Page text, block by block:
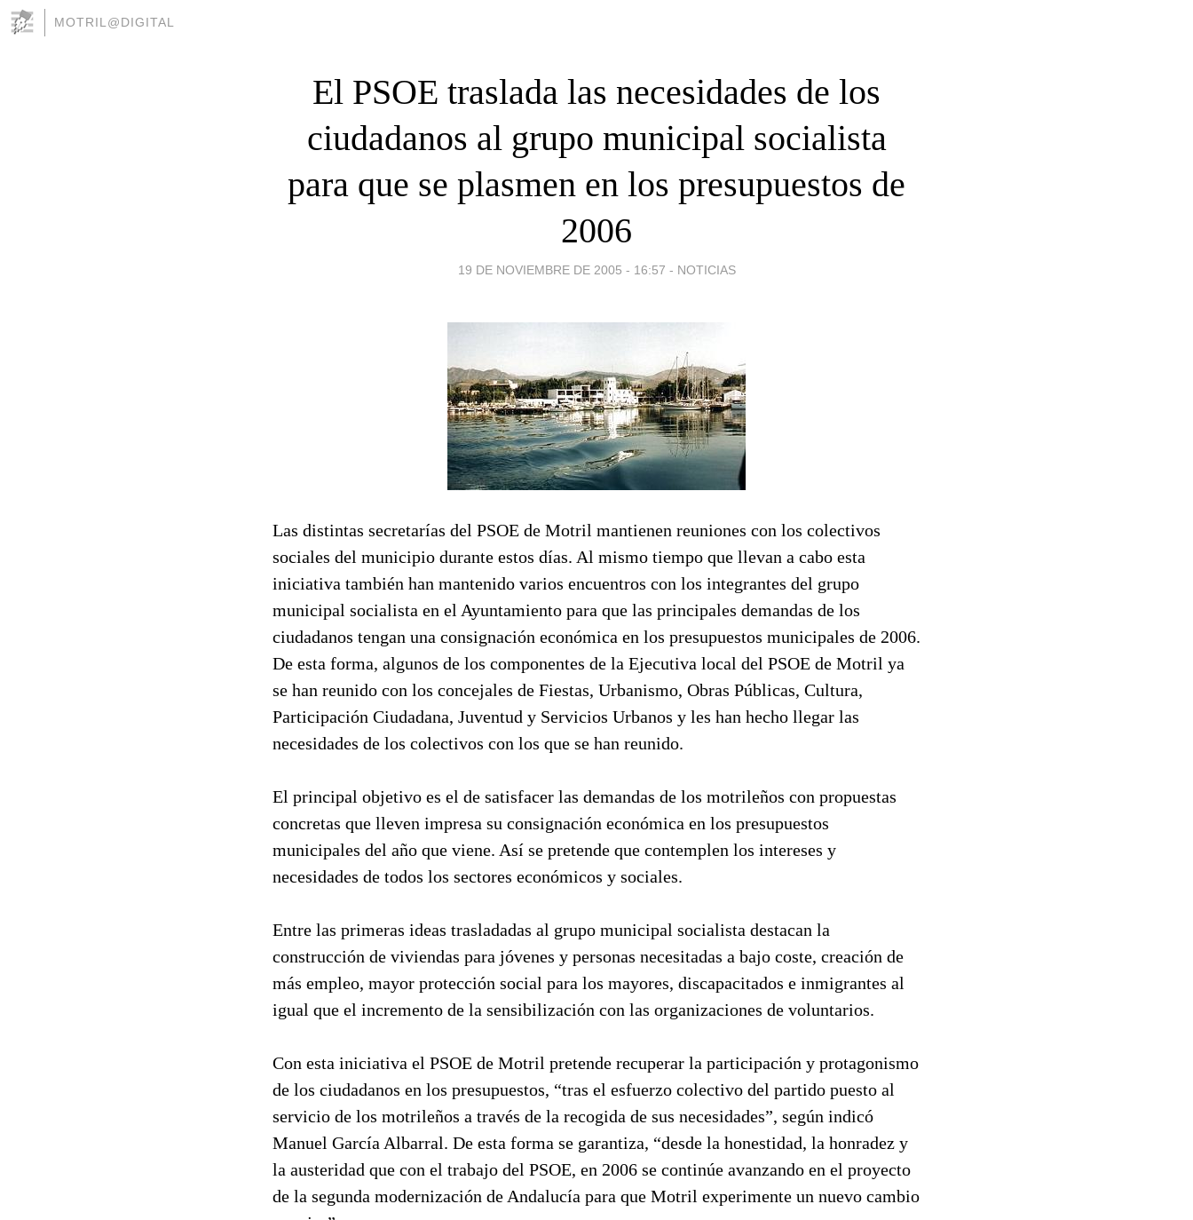
MOTRIL@DIGITAL
El PSOE traslada las necesidades de los
ciudadanos al grupo municipal socialista
para que se plasmen en los presupuestos de
2006
19 DE NOVIEMBRE DE 2005 - 16:57 - NOTICIAS
Las distintas secretarías del PSOE de Motril mantienen reuniones con los colectivos
sociales del municipio durante estos días. Al mismo tiempo que llevan a cabo esta
iniciativa también han mantenido varios encuentros con los integrantes del grupo
municipal socialista en el Ayuntamiento para que las principales demandas de los
ciudadanos tengan una consignación económica en los presupuestos municipales de 2006.
De esta forma, algunos de los componentes de la Ejecutiva local del PSOE de Motril ya
se han reunido con los concejales de Fiestas, Urbanismo, Obras Públicas, Cultura,
Participación Ciudadana, Juventud y Servicios Urbanos y les han hecho llegar las
necesidades de los colectivos con los que se han reunido.
El principal objetivo es el de satisfacer las demandas de los motrileños con propuestas
concretas que lleven impresa su consignación económica en los presupuestos
municipales del año que viene. Así se pretende que contemplen los intereses y
necesidades de todos los sectores económicos y sociales.
Entre las primeras ideas trasladadas al grupo municipal socialista destacan la
construcción de viviendas para jóvenes y personas necesitadas a bajo coste, creación de
más empleo, mayor protección social para los mayores, discapacitados e inmigrantes al
igual que el incremento de la sensibilización con las organizaciones de voluntarios.
Con esta iniciativa el PSOE de Motril pretende recuperar la participación y protagonismo
de los ciudadanos en los presupuestos, “tras el esfuerzo colectivo del partido puesto al
servicio de los motrileños a través de la recogida de sus necesidades”, según indicó
Manuel García Albarral. De esta forma se garantiza, “desde la honestidad, la honradez y
la austeridad que con el trabajo del PSOE, en 2006 se continúe avanzando en el proyecto
de la segunda modernización de Andalucía para que Motril experimente un nuevo cambio